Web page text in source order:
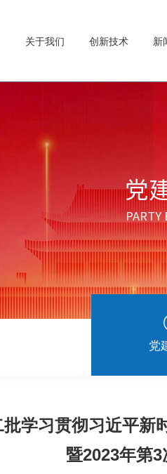
关于我们 创新技术 新
党
PARTY
党
学习贯彻习近平新
暨2023年第